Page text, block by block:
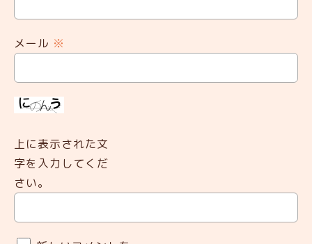
メール ※
上に表示された文
字を入力してくだ
さい。